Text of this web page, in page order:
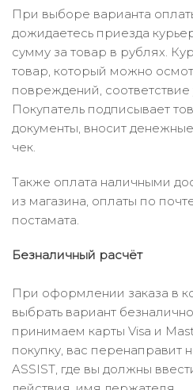
При выборе варианта
дожидаетесь приезда
сумму за товар в рублях.
товар, который можно
повреждений,
Покупатель подписывает
документы, вносит
чек.
Также оплата наличными
из магазина, оплаты по
постамата.
Безналичный расчёт
При оформлении заказа в
выбрать вариант
принимаем карты Visa и
покупку, вас перенаправит
ASSIST, где вы должны